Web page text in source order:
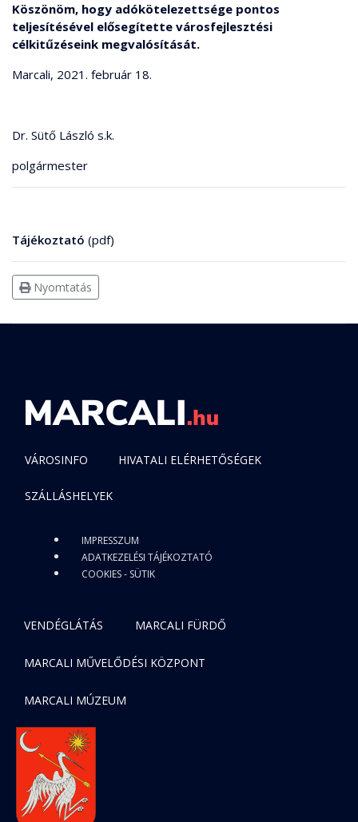
Köszönöm, hogy adókötelezettsége pontos
teljesítésével elősegítette városfejlesztési
célkitűzéseink megvalósítását.
Marcali, 2021. február 18.
Dr. Sütő László s.k.
polgármester
Tájékoztató (pdf)
Nyomtatás
VÁROSINFO HIVATALI ELÉRHETŐSÉGEK
SZÁLLÁSHELYEK
IMPRESSZUM
ADATKEZELÉSI TÁJÉKOZTATÓ
COOKIES - SÜTIK
VENDÉGLÁTÁS MARCALI FÜRDŐ
MARCALI MŰVELŐDÉSI KÖZPONT
MARCALI MÚZEUM